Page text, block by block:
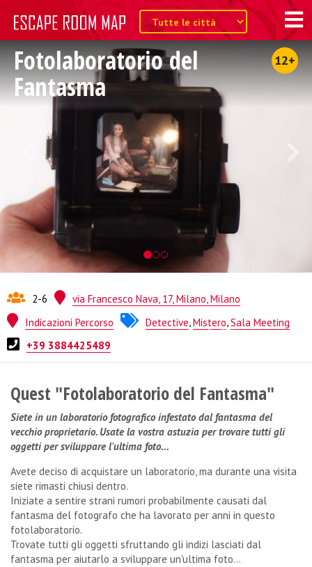
Fotolaboratorio del
Fantasma
12+
2-6
via Francesco Nava, 17, Milano, Milano
Indicazioni Percorso
Detective,Mistero,Sala Meeting
+39 3884425489
Quest from
Quest "Fotolaboratorio del Fantasma"
Siete in un laboratorio fotografico infestato dal fantasma del
vecchio proprietario. Usate la vostra astuzia per trovare tutti gli
oggetti per sviluppare l'ultima foto...
Avete deciso di acquistare un laboratorio, ma durante una visita
siete rimasti chiusi dentro.
Iniziate a sentire strani rumori probabilmente causati dal
fantasma del fotografo che ha lavorato per anni in questo
fotolaboratorio.
Trovate tutti gli oggetti sfruttando gli indizi lasciati dal
fantasma per aiutarlo a sviluppare un'ultima foto...